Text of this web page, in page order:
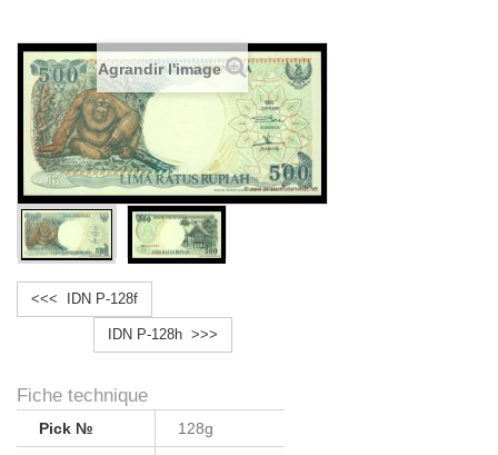
Agrandir l'image
<<< IDN P-128f
IDN P-128h >>>
Fiche technique
Pick № 128g